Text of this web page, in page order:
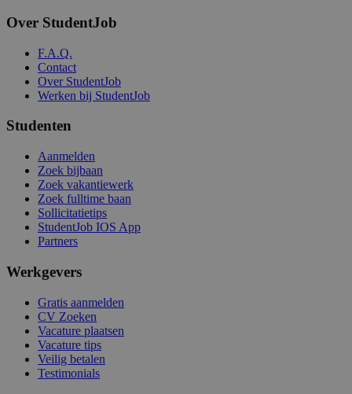
Over StudentJob
F.A.Q.
Contact
Over StudentJob
Werken bij StudentJob
Studenten
Aanmelden
Zoek bijbaan
Zoek vakantiewerk
Zoek fulltime baan
Sollicitatietips
StudentJob IOS App
Partners
Werkgevers
Gratis aanmelden
CV Zoeken
Vacature plaatsen
Vacature tips
Veilig betalen
Testimonials